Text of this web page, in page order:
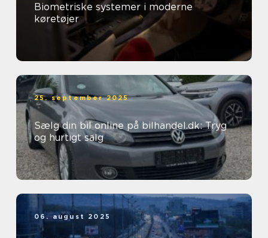
Biometriske systemer i moderne
køretøjer
25. september 2025
Sælg din bil online på bilhandel.dk: Tryg
og hurtigt salg
06. august 2025